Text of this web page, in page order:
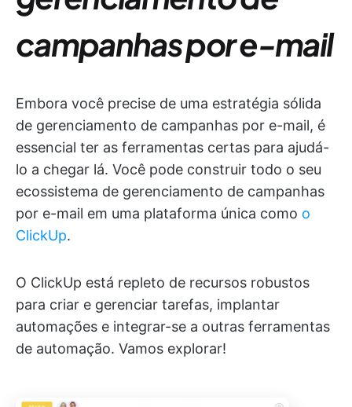
campanhas por e-mail
Embora você precise de uma estratégia sólida
de gerenciamento de campanhas por e-mail, é
essencial ter as ferramentas certas para ajudá-
lo a chegar lá. Você pode construir todo o seu
ecossistema de gerenciamento de campanhas
por e-mail em uma plataforma única como o
ClickUp.
O ClickUp está repleto de recursos robustos
para criar e gerenciar tarefas, implantar
automações e integrar-se a outras ferramentas
de automação. Vamos explorar!